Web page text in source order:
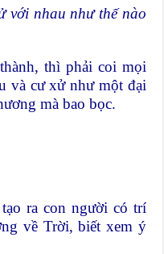
với nhau như thế nào
thì phải coi mọi
và cư xử như một đại
mà bao bọc.
ra con người có trí
về Trời, biết xem ý